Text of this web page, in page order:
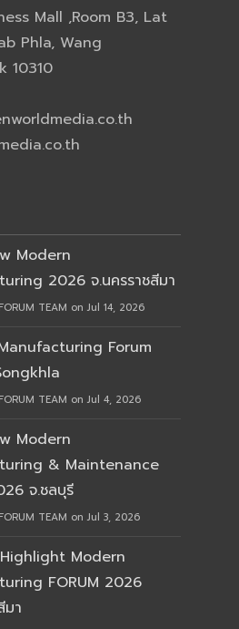
Mall ,Room B3, Lat
Phla, Wang
10310
Modern
2026 จ.นครราชสีมา
TEAM on Jul 14, 2026
Forum
TEAM on Jul 4, 2026
Modern
& Maintenance
จ.ชลบุรี
TEAM on Jul 3, 2026
Modern
FORUM 2026
มา